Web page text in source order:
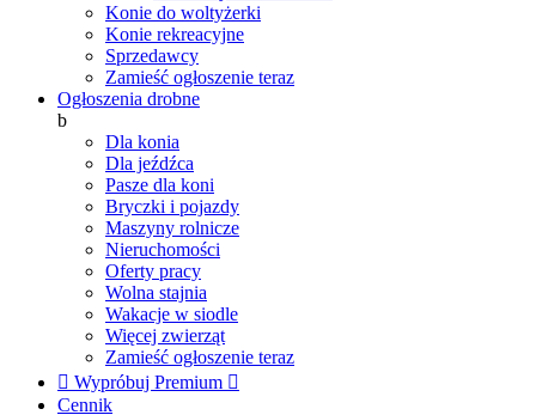
Konie do woltyżerki
Konie rekreacyjne
Sprzedawcy
Zamieść ogłoszenie teraz
Ogłoszenia drobne
b
Dla konia
Dla jeźdźca
Pasze dla koni
Bryczki i pojazdy
Maszyny rolnicze
Nieruchomości
Oferty pracy
Wolna stajnia
Wakacje w siodle
Więcej zwierząt
Zamieść ogłoszenie teraz
 Wypróbuj Premium 
Cennik